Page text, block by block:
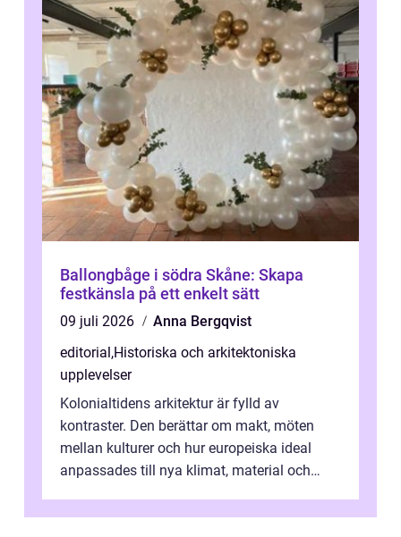
Ballongbåge i södra Skåne: Skapa
festkänsla på ett enkelt sätt
09 juli 2026
Anna Bergqvist
editorial,Historiska och arkitektoniska
upplevelser
Kolonialtidens arkitektur är fylld av
kontraster. Den berättar om makt, möten
mellan kulturer och hur europeiska ideal
anpassades till nya klimat, material och